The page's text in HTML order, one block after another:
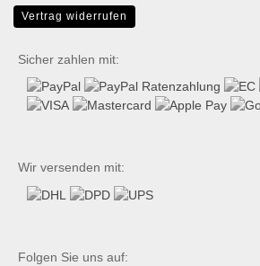
Vertrag widerrufen
Sicher zahlen mit:
Wir versenden mit:
Folgen Sie uns auf: